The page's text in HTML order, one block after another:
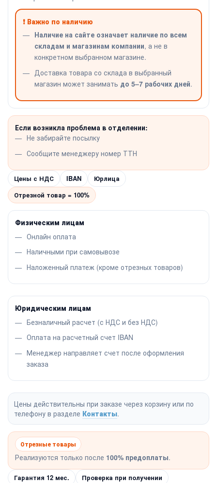
❗ Важно по наличию
Наличие на сайте означает наличие по всем
складам и магазинам компании, а не в
конкретном выбранном магазине.
Доставка товара со склада в выбранный
магазин может занимать до 5–7 рабочих дней.
Если возникла проблема в отделении:
Не забирайте посылку
Сообщите менеджеру номер ТТН
Цены с НДС IBAN
Юрлица
Отрезной товар = 100%
Физическим лицам
Онлайн оплата
Наличными при самовывозе
Наложенный платеж (кроме отрезных товаров)
Юридическим лицам
Безналичный расчет (с НДС и без НДС)
Оплата на расчетный счет IBAN
Менеджер направляет счет после оформления
заказа
Цены действительны при заказе через корзину или по
телефону в разделе Контакты.
Отрезные товары
Реализуются только после 100% предоплаты.
Гарантия 12 мес.
Проверка при получении